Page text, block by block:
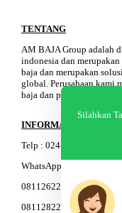
TENTANG
AM BAJA Group adalah
indonesia dan
baja dan merupakan
global. Perusahaan kami
baja dan peralatan
INFORMASI
Telp : 024-76
WhatsApp Marketing :
08112622789
08112822789
Silahkan